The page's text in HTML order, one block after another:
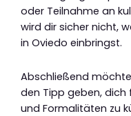
oder Teilnahme an
wird dir sicher nicht,
in Oviedo einbringst.
Abschließend
den Tipp geben,
und Formalitäten zu